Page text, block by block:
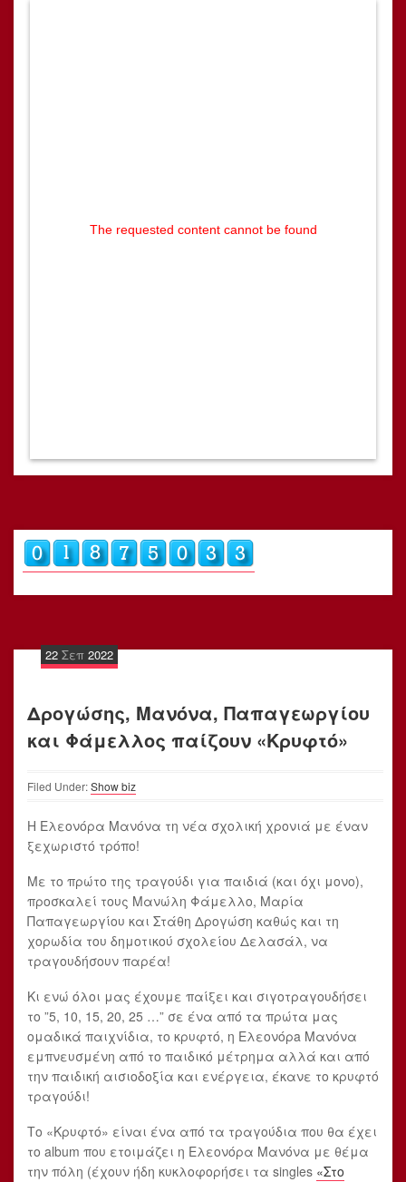
The requested content cannot be found
22 Σεπ 2022
Δρογώσης, Μανόνα, Παπαγεωργίου
και Φάμελλος παίζουν «Κρυφτό»
Filed Under:Show biz
Η Ελεονόρα Μανόνα τη νέα σχολική χρονιά με έναν
ξεχωριστό τρόπο!
Με το πρώτο της τραγούδι για παιδιά (και όχι μονο),
προσκαλεί τους Μανώλη Φάμελλο, Μαρία
Παπαγεωργίου και Στάθη Δρογώση καθώς και τη
χορωδία του δημοτικού σχολείου Δελασάλ, να
τραγουδήσουν παρέα!
Κι ενώ όλοι μας έχουμε παίξει και σιγοτραγουδήσει
το ”5, 10, 15, 20, 25 …” σε ένα από τα πρώτα μας
ομαδικά παιχνίδια, το κρυφτό, η Ελεονόρa Μανόνα
εμπνευσμένη από το παιδικό μέτρημα αλλά και από
την παιδική αισιοδοξία και ενέργεια, έκανε το κρυφτό
τραγούδι!
Το «Κρυφτό» είναι ένα από τα τραγούδια που θα έχει
το album που ετοιμάζει η Ελεονόρα Μανόνα με θέμα
την πόλη (έχουν ήδη κυκλοφορήσει τα singles «Στο